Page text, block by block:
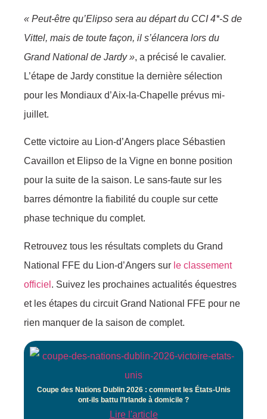
« Peut-être qu’Elipso sera au départ du CCI 4*-S de
Vittel, mais de toute façon, il s’élancera lors du
Grand National de Jardy », a précisé le cavalier.
L’étape de Jardy constitue la dernière sélection
pour les Mondiaux d’Aix-la-Chapelle prévus mi-
juillet.
Cette victoire au Lion-d’Angers place Sébastien
Cavaillon et Elipso de la Vigne en bonne position
pour la suite de la saison. Le sans-faute sur les
barres démontre la fiabilité du couple sur cette
phase technique du complet.
Retrouvez tous les résultats complets du Grand
National FFE du Lion-d’Angers sur le classement
officiel . Suivez les prochaines actualités équestres
et les étapes du circuit Grand National FFE pour ne
rien manquer de la saison de complet.
Coupe des Nations Dublin 2026 : comment les États-Unis
ont-ils battu l’Irlande à domicile ?
Lire l'article